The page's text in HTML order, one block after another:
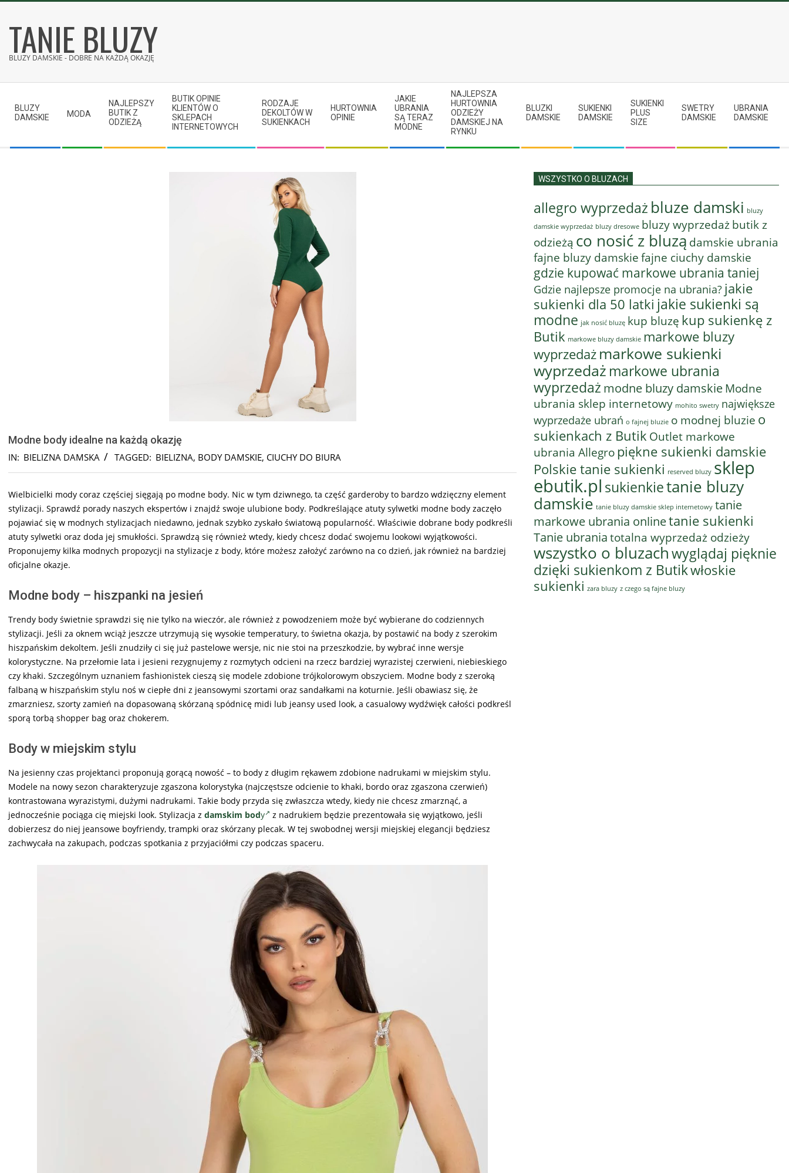
content
TANIE BLUZY
BLUZY DAMSKIE - DOBRE NA KAŻDĄ OKAZJĘ
Navigation
Menu
BLUZY
DAMSKIE
MODA
NAJLEPSZY
BUTIK Z
ODZIEŻĄ
BUTIK OPINIE
KLIENTÓW O
SKLEPACH
INTERNETOWYCH
RODZAJE
DEKOLTÓW W
SUKIENKACH
HURTOWNIA
OPINIE
JAKIE
UBRANIA
SĄ TERAZ
MODNE
NAJLEPSZA
HURTOWNIA
ODZIEŻY
DAMSKIEJ NA
RYNKU
BLUZKI
DAMSKIE
SUKIENKI
DAMSKIE
SUKIENKI
PLUS
SIZE
SWETRY
DAMSKIE
UBRANIA
DAMSKIE
Modne body idealne na każdą okazję
IN: BIELIZNA DAMSKA TAGGED: BIELIZNA, BODY DAMSKIE, CIUCHY DO BIURA
Wielbicielki mody coraz częściej sięgają po modne body. Nic w tym dziwnego, ta część garderoby to bardzo wdzięczny element
stylizacji. Sprawdź porady naszych ekspertów i znajdź swoje ulubione body. Podkreślające atuty sylwetki modne body zaczęło
pojawiać się w modnych stylizacjach niedawno, jednak szybko zyskało światową popularność. Właściwie dobrane body podkreśli
atuty sylwetki oraz doda jej smukłości. Sprawdzą się również wtedy, kiedy chcesz dodać swojemu lookowi wyjątkowości.
Proponujemy kilka modnych propozycji na stylizacje z body, które możesz założyć zarówno na co dzień, jak również na bardziej
oficjalne okazje.
Modne body – hiszpanki na jesień
Trendy body świetnie sprawdzi się nie tylko na wieczór, ale również z powodzeniem może być wybierane do codziennych
stylizacji. Jeśli za oknem wciąż jeszcze utrzymują się wysokie temperatury, to świetna okazja, by postawić na body z szerokim
hiszpańskim dekoltem. Jeśli znudziły ci się już pastelowe wersje, nic nie stoi na przeszkodzie, by wybrać inne wersje
kolorystyczne. Na przełomie lata i jesieni rezygnujemy z rozmytych odcieni na rzecz bardziej wyrazistej czerwieni, niebieskiego
czy khaki. Szczególnym uznaniem fashionistek cieszą się modele zdobione trójkolorowym obszyciem. Modne body z szeroką
falbaną w hiszpańskim stylu noś w ciepłe dni z jeansowymi szortami oraz sandałkami na koturnie. Jeśli obawiasz się, że
zmarzniesz, szorty zamień na dopasowaną skórzaną spódnicę midi lub jeansy used look, a casualowy wydźwięk całości podkreśl
sporą torbą shopper bag oraz chokerem.
Body w miejskim stylu
Na jesienny czas projektanci proponują gorącą nowość – to body z długim rękawem zdobione nadrukami w miejskim stylu.
Modele na nowy sezon charakteryzuje zgaszona kolorystyka (najczęstsze odcienie to khaki, bordo oraz zgaszona czerwień)
kontrastowana wyrazistymi, dużymi nadrukami. Takie body przyda się zwłaszcza wtedy, kiedy nie chcesz zmarznąć, a
jednocześnie pociąga cię miejski look. Stylizacja z damskim body
z nadrukiem będzie prezentowała się wyjątkowo, jeśli
dobierzesz do niej jeansowe boyfriendy, trampki oraz skórzany plecak. W tej swobodnej wersji miejskiej elegancji będziesz
zachwycała na zakupach, podczas spotkania z przyjaciółmi czy podczas spaceru.
WSZYSTKO O BLUZACH
allegro wyprzedaż bluze damski bluzy
damskie wyprzedaż bluzy dresowe bluzy wyprzedaż butik z
odzieżą co nosić z bluzą damskie ubrania
fajne bluzy damskiefajne ciuchy damskie
gdzie kupować markowe ubrania taniej
Gdzie najlepsze promocje na ubrania? jakie
sukienki dla 50 latki jakie sukienki są
modne jak nosić bluzę kup bluzę kup sukienkę z
Butik markowe bluzy damskie markowe bluzy
wyprzedaż markowe sukienki
wyprzedaż markowe ubrania
wyprzedaż modne bluzy damskie Modne
ubrania sklep internetowy mohito swetry największe
wyprzedaże ubrań o fajnej bluzie o modnej bluzie o
sukienkach z Butik Outlet markowe
ubrania Allegropiękne sukienki damskie
Polskie tanie sukienki reserved bluzy sklep
ebutik.pl sukienkietanie bluzy
damskie tanie bluzy damskie sklep internetowy tanie
markowe ubrania onlinetanie sukienki
Tanie ubrania totalna wyprzedaż odzieży
wszystko o bluzachwyglądaj pięknie
dzięki sukienkom z Butikwłoskie
sukienki zara bluzy z czego są fajne bluzy